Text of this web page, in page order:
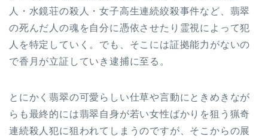
人・水鏡荘の殺人・女子高生連続絞殺事件など、翡翠
の死んだ人の魂を自分に憑依させたり霊視によって犯
人を特定していく。でも、そこには証拠能力がないの
で香月が立証していき逮捕に至る。
とにかく翡翠の可愛らしい仕草や言動にときめきなが
らも最終的には翡翠自身が若い女性ばかりを狙う猟奇
連続殺人犯に狙われてしまうのですが、そこからの展